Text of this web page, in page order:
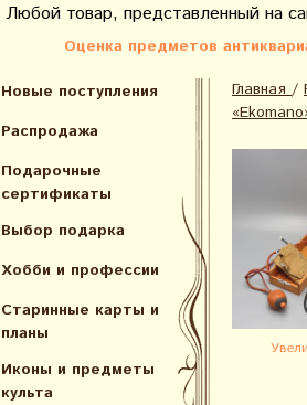
Любой товар, представленный на
Оценка предметов
Новые поступления
Распродажа
Подарочные
сертификаты
Выбор подарка
Хобби и профессии
Старинные карты и
планы
Иконы и предметы
культа
Главная /